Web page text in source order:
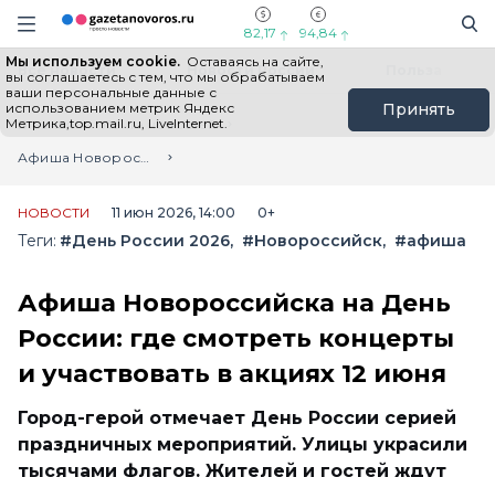
Информационный портал "ГазетаНоворос.ру"
Навигация сайта
82,17 94,84
Мы используем cookie. Оставаясь на сайте,
вы соглашаетесь с тем, что мы обрабатываем
ваши персональные данные с
использованием метрик Яндекс
Метрика,top.mail.ru, LiveInternet.
Принять
Все новости Новости России
Главная
Лента новостей
Афиша Новороссийска на День России: где смотреть концерты и участвовать в акциях 12 июня
НОВОСТИ 11 июн 2026, 14:00 0+
Теги: #День России 2026 #Новороссийск #афиша
Афиша Новороссийска на День
России: где смотреть концерты
и участвовать в акциях 12 июня
Город-герой отмечает День России серией
праздничных мероприятий. Улицы украсили
тысячами флагов. Жителей и гостей ждут